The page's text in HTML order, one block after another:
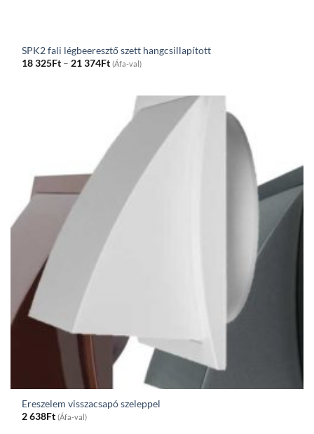
SPK2 fali légbeeresztő szett hangcsillapított
18 325Ft – 21 374FtPrice
range:
through
374Ft
(Áfa-val)
Ereszelem visszacsapó szeleppel
2 638Ft (Áfa-val)